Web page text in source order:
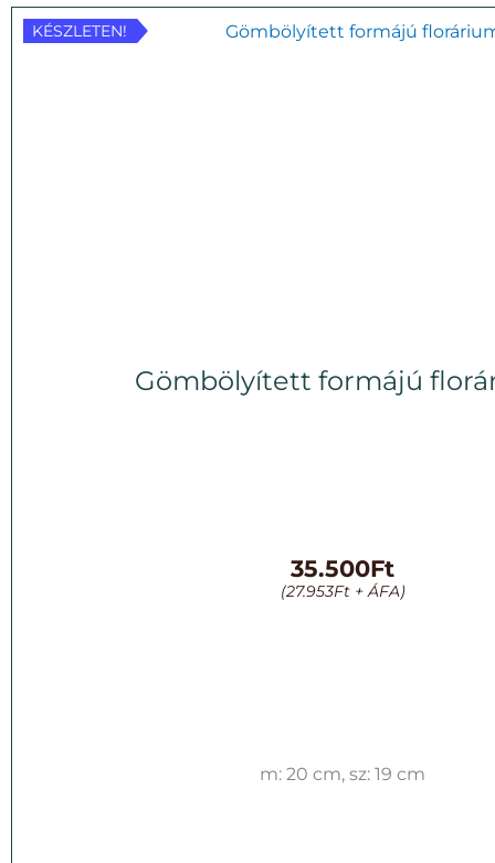
KÉSZLETEN!
KÉSZLETEN!
Gömbölyített formájú
35.500Ft
(27.953Ft+ ÁFA)
m: 20 cm, sz: 19 cm